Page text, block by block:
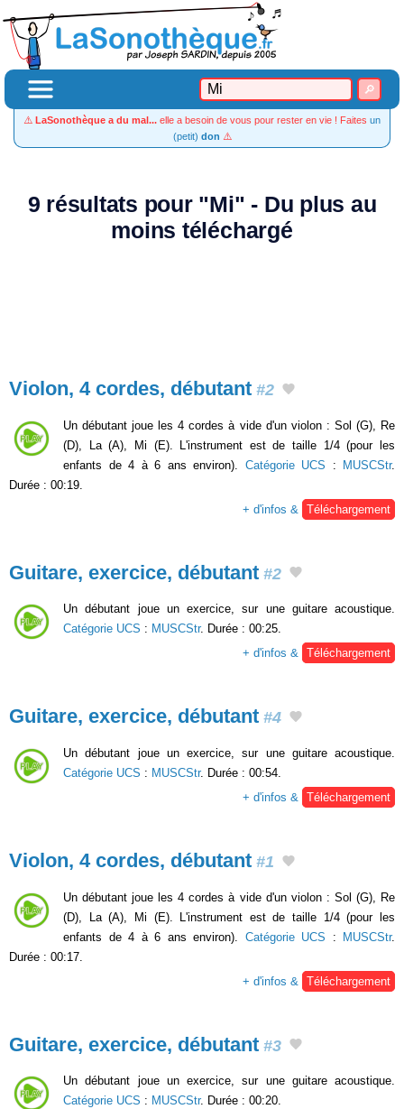
⚠️ LaSonothèque a du mal... elle a besoin de vous pour rester en vie ! Faites un
(petit) don ⚠️
9 résultats pour "Mi" - Du plus au
moins téléchargé
Violon, 4 cordes, débutant #2
Un débutant joue les 4 cordes à vide d'un violon : Sol (G), Re
(D), La (A), Mi (E). L'instrument est de taille 1/4 (pour les
enfants de 4 à 6 ans environ). Catégorie UCS : MUSCStr.
Durée : 00:19.
+ d'infos &
Téléchargement
Guitare, exercice, débutant #2
Un débutant joue un exercice, sur une guitare acoustique.
Catégorie UCS : MUSCStr. Durée : 00:25.
+ d'infos & Téléchargement
Guitare, exercice, débutant #4
Un débutant joue un exercice, sur une guitare acoustique.
Catégorie UCS : MUSCStr. Durée : 00:54.
+ d'infos &
Téléchargement
Violon, 4 cordes, débutant #1
Un débutant joue les 4 cordes à vide d'un violon : Sol (G), Re
(D), La (A), Mi (E). L'instrument est de taille 1/4 (pour les
enfants de 4 à 6 ans environ). Catégorie UCS : MUSCStr.
Durée : 00:17.
+ d'infos &
Téléchargement
Guitare, exercice, débutant #3
Un débutant joue un exercice, sur une guitare acoustique.
Catégorie UCS : MUSCStr. Durée : 00:20.